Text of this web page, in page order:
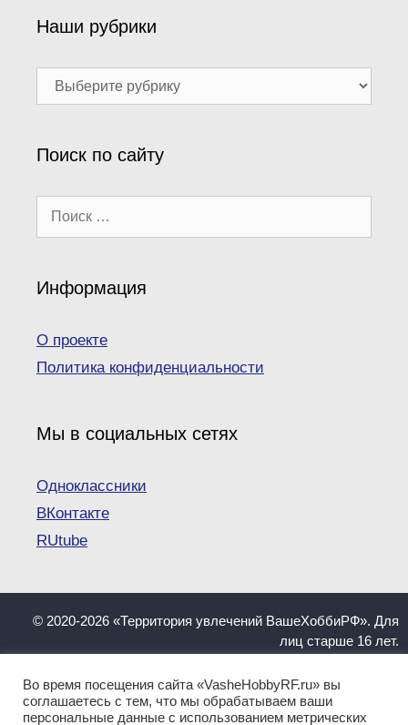
Наши рубрики
Наши
рубрики
Поиск по сайту
Поиск:
Информация
О проекте
Политика конфиденциальности
Мы в социальных сетях
Одноклассники
ВКонтакте
RUtube
© 2020-2026 «Территория увлечений ВашеХоббиРФ». Для
лиц старше 16 лет.
VasheHobbyRF.ru обязательна.
Информация, представленная на сайте, не должна
пониматься как инструкция. Имеются противопоказания.
Во время посещения сайта «VasheHobbyRF.ru» вы
соглашаетесь с тем, что мы обрабатываем ваши
персональные данные с использованием метрических